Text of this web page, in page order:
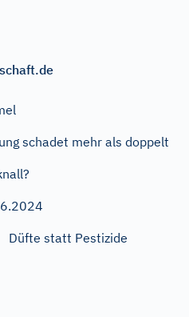
schadet mehr als doppelt
Düfte statt Pestizide